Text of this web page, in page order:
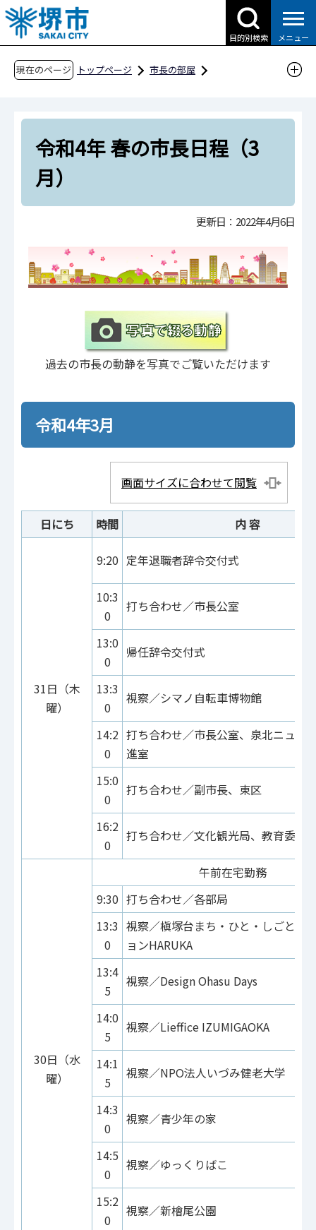
こ
の
ペ
目的別検索 メニュー
現在のページ トップページ
市長の部屋
令和4年 春の市長日程（3月）
令和4年 春の市長日程（3
月）
更新日：2022年4月6日
過去の市長の動静を写真でご覧いただけます
令和4年3月
画面サイズに合わせて閲覧
日にち 時間 内 容
31日（木
曜）
9:20 定年退職者辞令交付式
10:3
0
打ち合わせ／市長公室
13:0
0
帰任辞令交付式
13:3
0
視察／シマノ自転車博物館
14:2
0
打ち合わせ／市長公室、泉北ニュー
進室
15:0
0
打ち合わせ／副市長、東区
16:2
0
打ち合わせ／文化観光局、教育委員
30日（水
曜）
午前在宅勤務
9:30 打ち合わせ／各部局
13:3
0
視察／槇塚台まち・ひと・しごと創
ョンHARUKA
13:4
5
視察／Design Ohasu Days
14:0
5
視察／Lieffice IZUMIGAOKA
14:1
5
視察／NPO法人いづみ健老大学
14:3
0
視察／青少年の家
14:5
0
視察／ゆっくりばこ
15:2
0
視察／新檜尾公園